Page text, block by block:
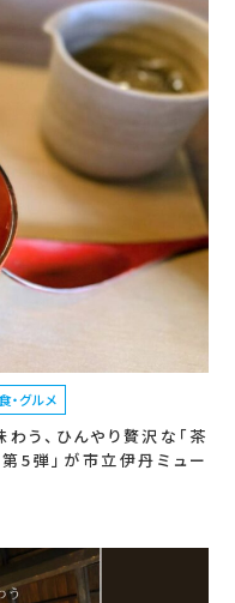
・グルメ
う、ひんやり贅沢な「茶
5弾」が市立伊丹ミュー